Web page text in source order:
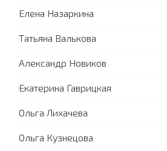
Елена Назаркина
Татьяна Валькова
Александр Новиков
Екатерина Гаврицкая
Ольга Лихачева
Ольга Кузнецова